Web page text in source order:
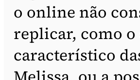
o online não
replicar, como
característico